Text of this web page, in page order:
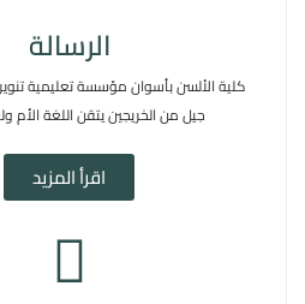
الرسالة
كلية الألسن بأسوان مؤسسة تعليمية
جيل من الخريجين يتقن اللغة الأم
اقرأ المزيد